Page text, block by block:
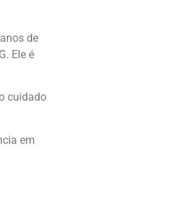
de
Ele é
cuidado
em